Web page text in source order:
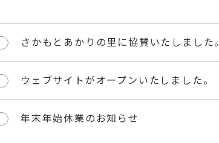
さかもとあかりの里に協賛いたしました。
ウェブサイトがオープンいたしました。
年末年始休業のお知らせ